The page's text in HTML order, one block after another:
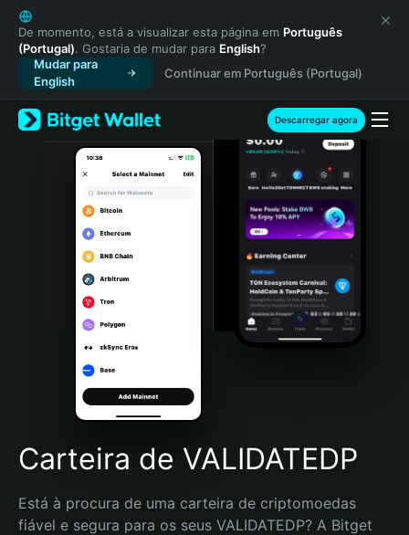
English
日本語
Tiếng Việt
Русский
Español (Latinoamérica)
Türkçe
Italiano
Português (Portugal)
Bahasa Indonesia
Português (Brasil)
Español (Argentina)
De momento, está a visualizar esta página em Português
(Portugal). Gostaria de mudar para English?
Mudar para
English
Continuar em Português (Portugal)
Descarregar agora
Carteira de VALIDATEDP
Está à procura de uma carteira de criptomoedas
fiável e segura para os seus VALIDATEDP? A Bitget